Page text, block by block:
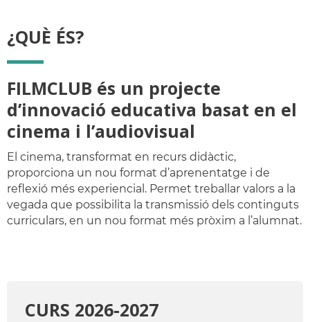
¿QUÈ ÉS?
FILMCLUB és un projecte
d’innovació educativa basat en el
cinema i l’audiovisual
El cinema, transformat en recurs didàctic,
proporciona un nou format d’aprenentatge i de
reflexió més experiencial. Permet treballar valors a la
vegada que possibilita la transmissió dels continguts
curriculars, en un nou format més pròxim a l’alumnat.
CURS 2026-2027